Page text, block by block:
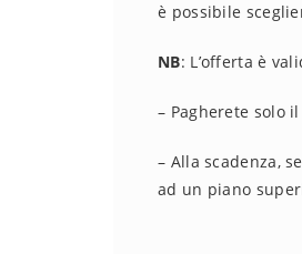
è possibile
NB: L’offerta è
– Pagherete solo
– Alla scadenza,
ad un piano